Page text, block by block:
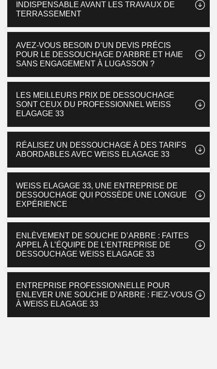
INDISPENSABLE AVANT LES TRAVAUX DE
TERRASSEMENT
AVEZ-VOUS BESOIN D’UN DEVIS PRÉCIS
POUR LE DESSOUCHAGE D'ARBRE ET HAIE
SANS ENGAGEMENT À LUGASSON ?
LES MEILLEURS PRIX DE DESSOUCHAGE
SONT CEUX DU PROFESSIONNEL WEISS
ELAGAGE 33
RÉALISEZ UN DESSOUCHAGE À DES TARIFS
ABORDABLES AVEC WEISS ELAGAGE 33
WEISS ELAGAGE 33, UNE ENTREPRISE DE
DESSOUCHAGE QUI POSSÈDE UNE LONGUE
EXPÉRIENCE
ENLÈVEMENT DE SOUCHE D’ARBRE : FAITES
APPEL À L’ÉQUIPE DE L’ENTREPRISE DE
DESSOUCHAGE WEISS ELAGAGE 33
ENTREPRISE PROFESSIONNELLE POUR
ENLEVER UNE SOUCHE D’ARBRE : FIEZ-VOUS
À WEISS ELAGAGE 33